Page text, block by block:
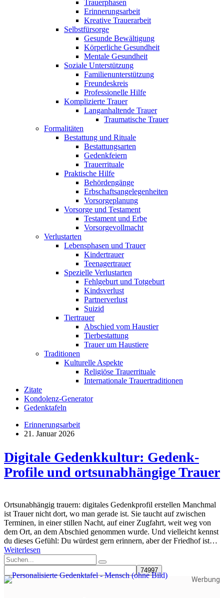
Trauerphasen
Erinnerungsarbeit
Kreative Trauerarbeit
Selbstfürsorge
Gesunde Bewältigung
Körperliche Gesundheit
Mentale Gesundheit
Soziale Unterstützung
Familienunterstützung
Freundeskreis
Professionelle Hilfe
Komplizierte Trauer
Langanhaltende Trauer
Traumatische Trauer
Formalitäten
Bestattung und Rituale
Bestattungsarten
Gedenkfeiern
Trauerrituale
Praktische Hilfe
Behördengänge
Erbschaftsangelegenheiten
Vorsorgeplanung
Vorsorge und Testament
Testament und Erbe
Vorsorgevollmacht
Verlustarten
Lebensphasen und Trauer
Kindertrauer
Teenagertrauer
Spezielle Verlustarten
Fehlgeburt und Totgeburt
Kindsverlust
Partnerverlust
Suizid
Tiertrauer
Abschied vom Haustier
Tierbestattung
Trauer um Haustiere
Traditionen
Kulturelle Aspekte
Religiöse Trauerrituale
Internationale Trauertraditionen
Zitate
Kondolenz-Generator
Gedenktafeln
Erinnerungsarbeit
21. Januar 2026
Digitale Gedenkkultur: Gedenk-
Profile und ortsunabhängige Trauer
Ortsunabhängig trauern: digitales Gedenkprofil erstellen Manchmal
ist Trauer nicht dort, wo man gerade ist. Sie taucht auf zwischen
Terminen, in einer stillen Nacht, auf einer Zugfahrt, weit weg von
dem Ort, an dem Abschied genommen wurde. Und vielleicht kennst
du dieses Gefühl: Du würdest gern erinnern, aber der Friedhof ist…
Weiterlesen
Werbung